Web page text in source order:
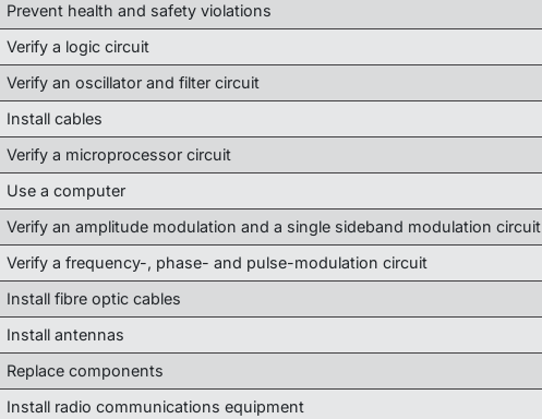
Prevent health and safety violations
Verify a logic circuit
Verify an oscillator and filter circuit
Install cables
Verify a microprocessor circuit
Use a computer
Verify an amplitude modulation and a single sideband modulation circuit
Verify a frequency-, phase- and pulse-modulation circuit
Install fibre optic cables
Install antennas
Replace components
Install radio communications equipment